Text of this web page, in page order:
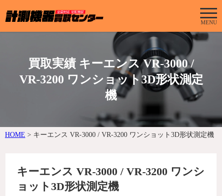
MENU
買取実績 キーエンス VR-3000 /
VR-3200 ワンショット3D形状測定
機
HOME > キーエンス VR-3000 / VR-3200 ワンショット3D形状測定機
キーエンス VR-3000 / VR-3200 ワンシ
ョット3D形状測定機